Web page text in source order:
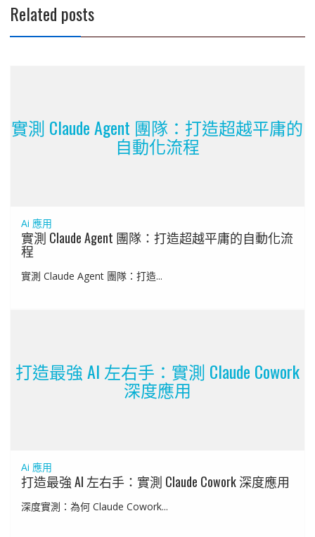
Related posts
實測 Claude Agent 團隊：打造超越平庸的
自動化流程
Ai 應用
實測 Claude Agent 團隊：打造超越平庸的自動化流
程
實測 Claude Agent 團隊：打造...
打造最強 AI 左右手：實測 Claude Cowork
深度應用
Ai 應用
打造最強 AI 左右手：實測 Claude Cowork 深度應用
深度實測：為何 Claude Cowork...